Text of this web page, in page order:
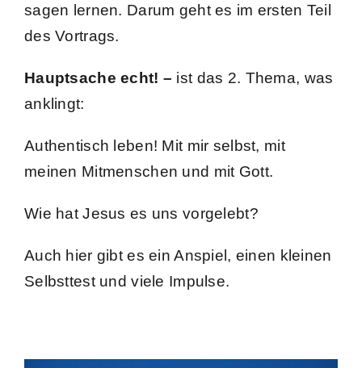
sagen lernen. Darum geht es im ersten Teil
des Vortrags.
Hauptsache echt! – ist das 2. Thema, was
anklingt:
Authentisch leben! Mit mir selbst, mit
meinen Mitmenschen und mit Gott.
Wie hat Jesus es uns vorgelebt?
Auch hier gibt es ein Anspiel, einen kleinen
Selbsttest und viele Impulse.